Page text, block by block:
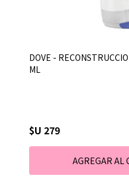
DOVE -
ML
$U 279